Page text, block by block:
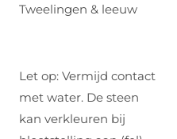
Tweelingen & leeuw
Let op: Vermijd contact
met water. De steen
kan verkleuren bij